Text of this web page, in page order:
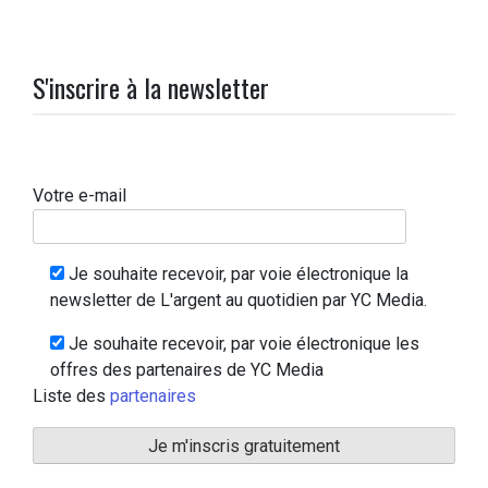
S'inscrire à la newsletter
Votre e-mail
Je souhaite recevoir, par voie électronique la
newsletter de L'argent au quotidien par YC Media.
Je souhaite recevoir, par voie électronique les
offres des partenaires de YC Media
Liste des partenaires